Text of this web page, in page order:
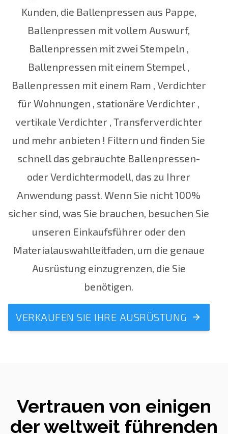
Kunden, die Ballenpressen aus Pappe,
Ballenpressen mitvollem Auswurf,
Ballenpressen mit zwei Stempeln ,
Ballenpressen mit einem Stempel ,
Ballenpressen mit einem Ram , Verdichter
für Wohnungen , stationäre Verdichter ,
vertikale Verdichter , Transferverdichter
und mehr anbieten ! Filtern und finden Sie
schnell das gebrauchte Ballenpressen-
oder Verdichtermodell, das zu Ihrer
Anwendung passt.Wenn Sie nicht 100%
sicher sind, was Sie brauchen, besuchen Sie
unseren Einkaufsführer oder den
Materialauswahlleitfaden, um die genaue
Ausrüstung einzugrenzen, die Sie
benötigen.
VERKAUFEN SIE IHRE AUSRÜSTUNG
Vertrauen von einigen
der weltweit führenden